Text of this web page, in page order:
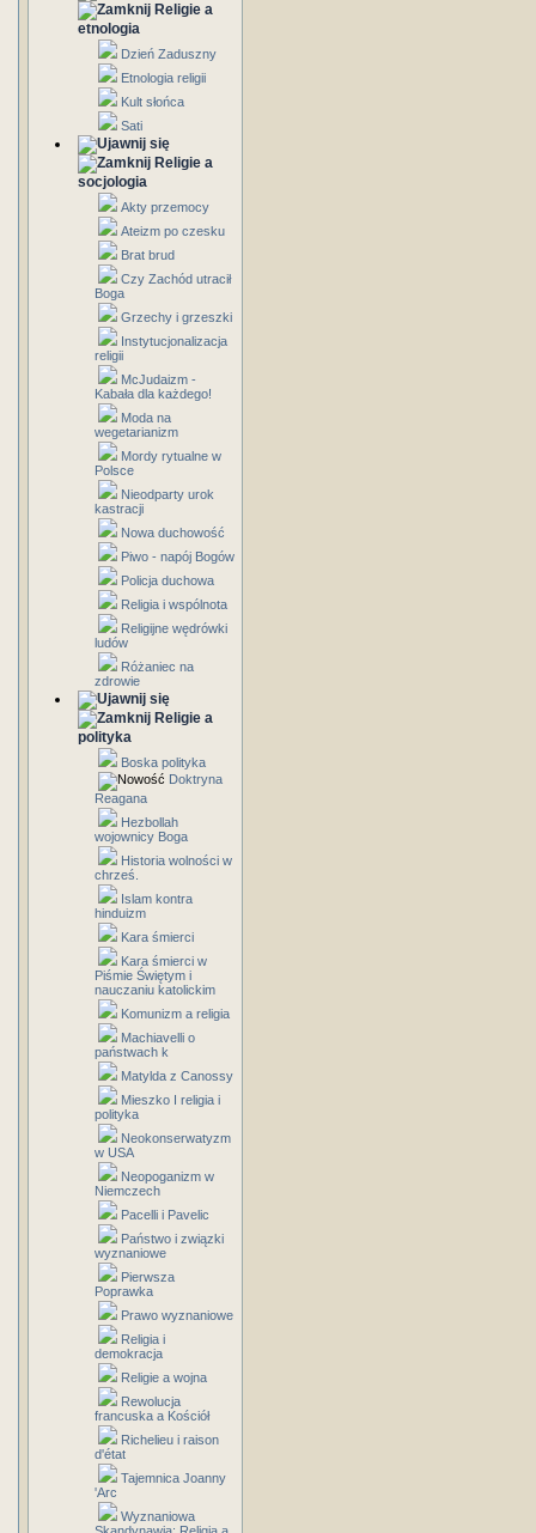
Religie a
etnologia
Dzień Zaduszny
Etnologia religii
Kult słońca
Sati
Religie a
socjologia
Akty przemocy
Ateizm po czesku
Brat brud
Czy Zachód utracił
Boga
Grzechy i grzeszki
Instytucjonalizacja
religii
McJudaizm -
Kabała dla każdego!
Moda na
wegetarianizm
Mordy rytualne w
Polsce
Nieodparty urok
kastracji
Nowa duchowość
Piwo - napój Bogów
Policja duchowa
Religia i wspólnota
Religijne wędrówki
ludów
Różaniec na
zdrowie
Religie a
polityka
Boska polityka
Doktryna
Reagana
Hezbollah
wojownicy Boga
Historia wolności w
chrześ.
Islam kontra
hinduizm
Kara śmierci
Kara śmierci w
Piśmie Świętym i
nauczaniu katolickim
Komunizm a religia
Machiavelli o
państwach k
Matylda z Canossy
Mieszko I religia i
polityka
Neokonserwatyzm
w USA
Neopoganizm w
Niemczech
Pacelli i Pavelic
Państwo i związki
wyznaniowe
Pierwsza
Poprawka
Prawo wyznaniowe
Religia i
demokracja
Religie a wojna
Rewolucja
francuska a Kościół
Richelieu i raison
d'état
Tajemnica Joanny
'Arc
Wyznaniowa